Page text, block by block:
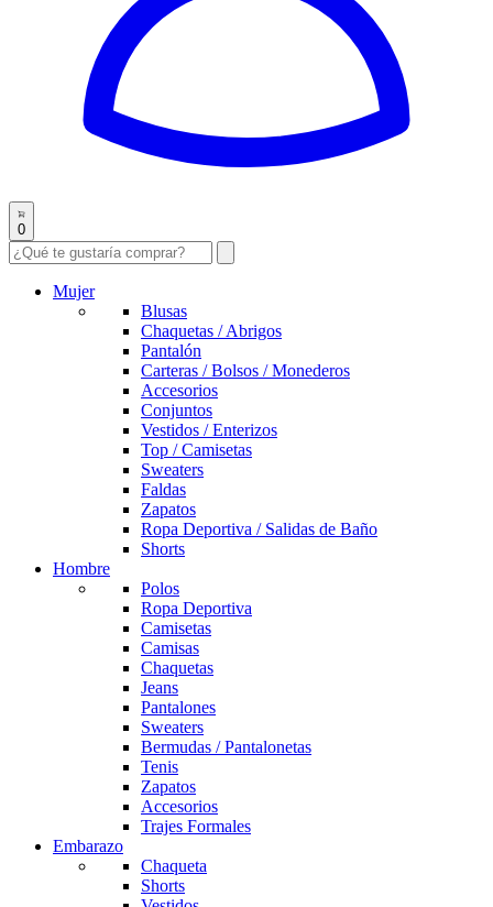
0
Mujer
Blusas
Chaquetas / Abrigos
Pantalón
Carteras / Bolsos / Monederos
Accesorios
Conjuntos
Vestidos / Enterizos
Top / Camisetas
Sweaters
Faldas
Zapatos
Ropa Deportiva / Salidas de Baño
Shorts
Hombre
Polos
Ropa Deportiva
Camisetas
Camisas
Chaquetas
Jeans
Pantalones
Sweaters
Bermudas / Pantalonetas
Tenis
Zapatos
Accesorios
Trajes Formales
Embarazo
Chaqueta
Shorts